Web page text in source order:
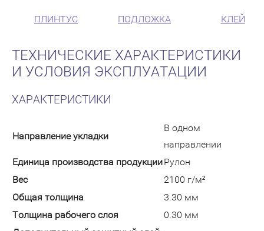
ПЛИНТУС ПОДЛОЖКА КЛЕЙ
ТЕХНИЧЕСКИЕ ХАРАКТЕРИСТИКИ
И УСЛОВИЯ ЭКСПЛУАТАЦИИ
ХАРАКТЕРИСТИКИ
Направление укладки
В одном
направлении
Единица производства продукцииРулон
Вес
2100 г/м²
Общая толщина
3.30 мм
Толщина рабочего слоя
0.30 мм